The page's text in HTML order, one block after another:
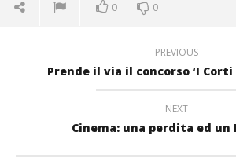
0 0
PREVIOUS
Prende il via il concorso ‘I
NEXT
Cinema: una perdita ed un